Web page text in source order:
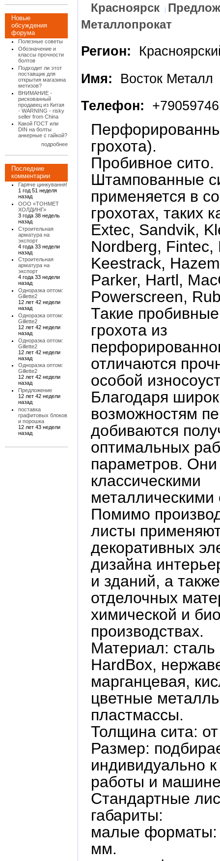
Новые
обсуждения
форума
Полезные советы
Обозначение и
классы прочности
болтов
Подходит ли этот
поставщик для
открытия магазина
метизов?
ВНИМАНИЕ -
рискованный
продавец из Китая
- WARNING - risky
seller from China
Какой ГОСТ или
DIN на болты
анкерные с гайкой?
подробнее
Последние
комментарии
Гаряче цинкування!
1 год 51 неделя
назад
ООО «ТОНМЕТ
ХОЛДИНГ»
3 года 38 недель
назад
Строительная
арматура на
экспорт
4 года 33 недели
назад
Строительная
арматура на
экспорт
4 года 33 недели
назад
Одноразка оптом:
Gillette2
12 лет 42 недели
назад
Одноразка оптом:
Gillette2
12 лет 42 недели
назад
Одноразка оптом:
Gillette2
12 лет 42 недели
назад
Одноразка оптом:
Gillette2
12 лет 42 недели
назад
Предложение
12 лет 42 недели
назад
поставка
графитовых блоков
и порошка
12 лет 43 недели
назад
Красноярск
Металлопрокат
Регион:
Имя:
Восток Металл
Телефон:
грохота).
Пробивное сито.
Штампованные
применяется в
грохотах, таких
Extec, Sandvik,
Nordberg, Fintec,
Keestrack,
Parker, Hartl,
Powerscreen,
Такие
грохота из
отличаются
особой
Благодаря
возможностям
добиваются
оптимальных
параметров.
классическими
металлическими
Помимо
листы
декоративных
дизайна
и зданий, а
отделочных
химической и
производствах.
Материал: сталь
HardBox,
марганцевая,
цветные
пластмассы.
Толщина сита:
Размер:
индивидуально
работы и
Стандартные
габариты:
малые форматы:
мм.